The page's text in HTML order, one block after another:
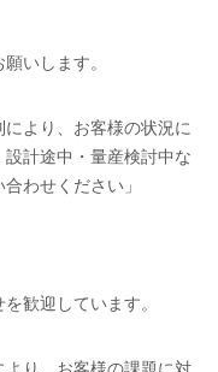
いします。
により、お客様の状況に
計途中・量産検討中な
わせください」
歓迎しています。